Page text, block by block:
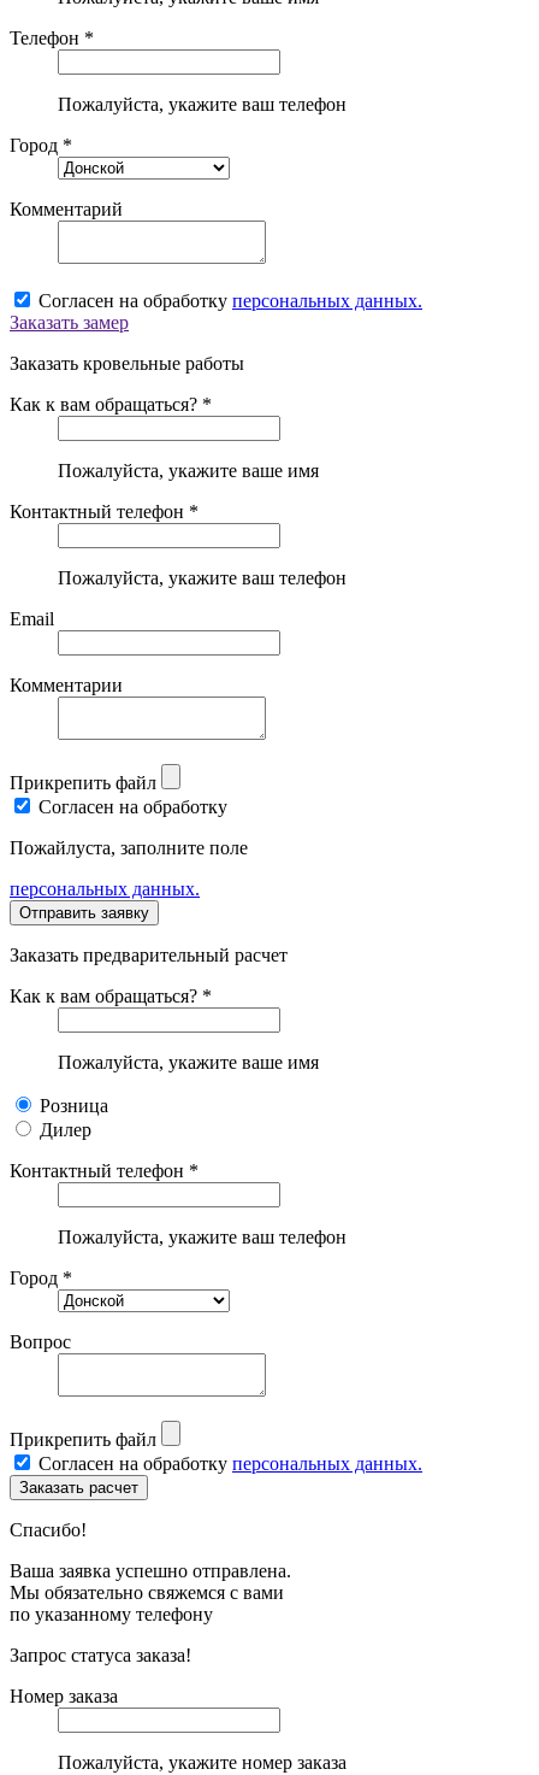
Телефон *
Пожалуйста, укажите ваш телефон
Город *
Комментарий
Согласен на обработку персональных данных.
Заказать замер
Заказать кровельные работы
Как к вам обращаться? *
Пожалуйста, укажите ваше имя
Контактный телефон *
Пожалуйста, укажите ваш телефон
Email
Комментарии
Прикрепить файл
Согласен на обработку
Пожайлуста, заполните поле
персональных данных.
Заказать предварительный расчет
Как к вам обращаться? *
Пожалуйста, укажите ваше имя
Розница
Дилер
Контактный телефон *
Пожалуйста, укажите ваш телефон
Город *
Вопрос
Прикрепить файл
Согласен на обработку персональных данных.
Спасибо!
Ваша заявка успешно отправлена.
Мы обязательно свяжемся с вами
по указанному телефону
Запрос статуса заказа!
Номер заказа
Пожалуйста, укажите номер заказа